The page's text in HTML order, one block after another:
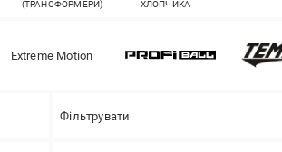
(ТРАНСФОРМЕРИ)
ХЛОПЧИКА
Extreme Motion
Фільтрувати